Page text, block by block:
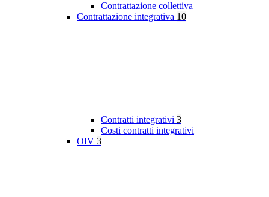
Contrattazione collettiva
Contrattazione integrativa 10
Contratti integrativi 3
Costi contratti integrativi
OIV 3